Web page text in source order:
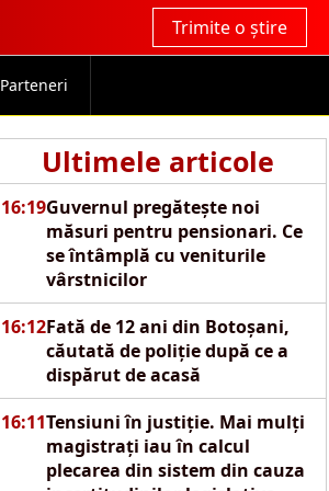
Trimite o știre
Parteneri
Ultimele articole
16:19Guvernul pregătește noi
măsuri pentru pensionari. Ce
se întâmplă cu veniturile
vârstnicilor
16:12Fată de 12 ani din Botoșani,
căutată de poliție după ce a
dispărut de acasă
16:11Tensiuni în justiție. Mai mulți
magistrați iau în calcul
plecarea din sistem din cauza